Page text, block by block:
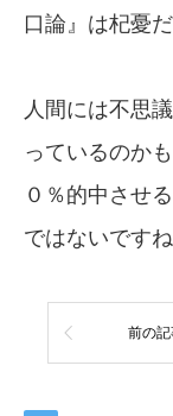
口論』は杞憂
人間には不思
っているのか
０％的中させ
ではないですね
前の